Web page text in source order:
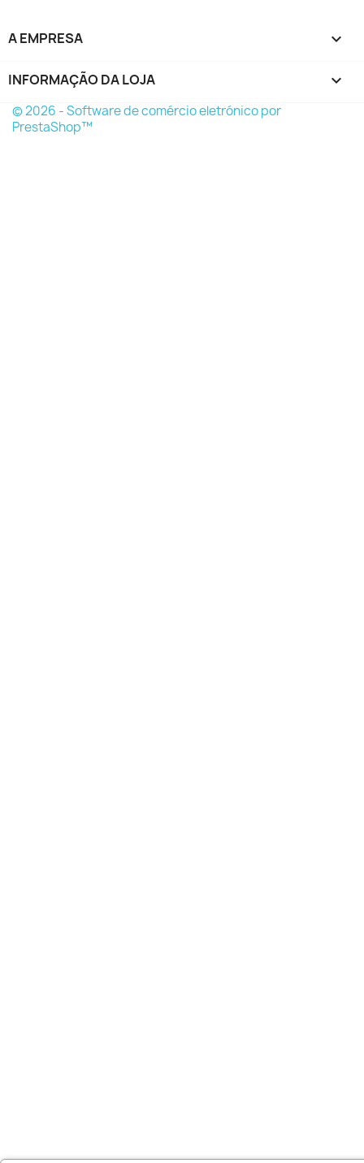
A EMPRESA 
INFORMAÇÃO DA LOJA keyboard_arrow_down
© 2026 - Software de comércio eletrónico por
PrestaShop™